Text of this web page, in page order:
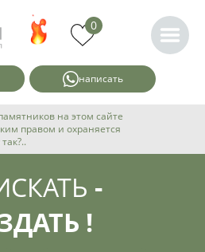
0
написать
на этом сайте
правом и охраняется
-
!